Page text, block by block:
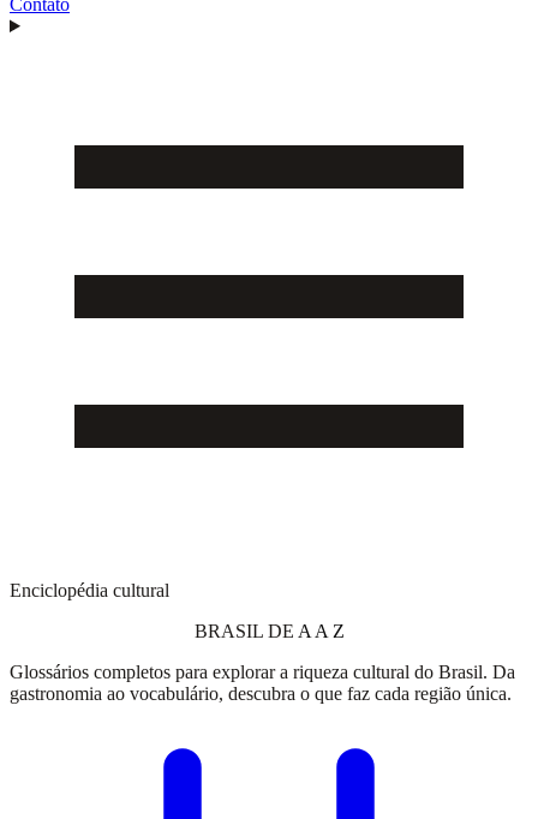
Contato
Enciclopédia cultural
BRASIL DE A A Z
Glossários completos para explorar a riqueza cultural do Brasil. Da
gastronomia ao vocabulário, descubra o que faz cada região única.